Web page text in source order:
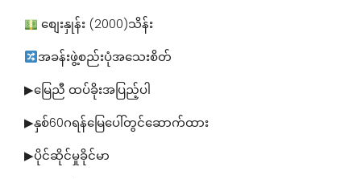
စျေးနှုန်း (2000)သိန်း
အခန်းဖွဲ့စည်းပုံအသေးစိတ်
▶မြေညီ ထပ်ခိုးအပြည့်ပါ
▶နှစ်60ဂရန်မြေပေါ်တွင်ဆောက်ထား
▶ပိုင်ဆိုင်မှုခိုင်မာ